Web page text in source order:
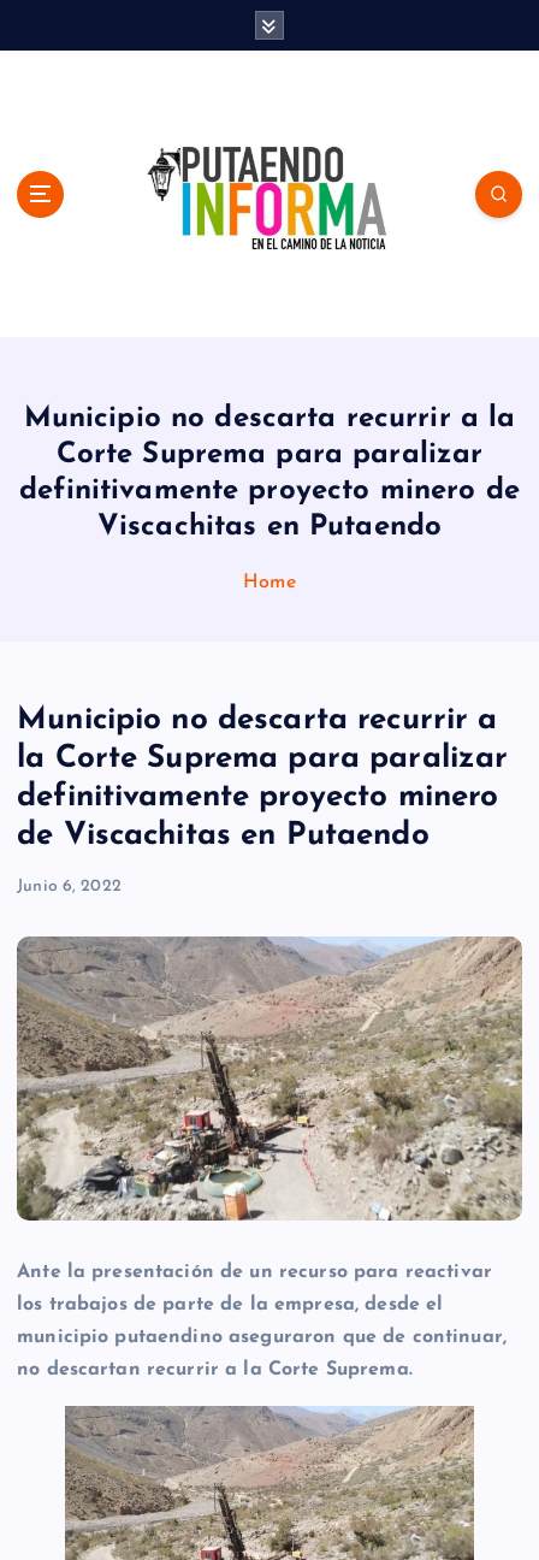
Municipio no descarta recurrir a la
Corte Suprema para paralizar
definitivamente proyecto minero de
Viscachitas en Putaendo
Home
Municipio no descarta recurrir a
la Corte Suprema para paralizar
definitivamente proyecto minero
de Viscachitas en Putaendo
Junio 6, 2022
Ante la presentación de un recurso para reactivar
los trabajos de parte de la empresa, desde el
municipio putaendino aseguraron que de continuar,
no descartan recurrir a la Corte Suprema.